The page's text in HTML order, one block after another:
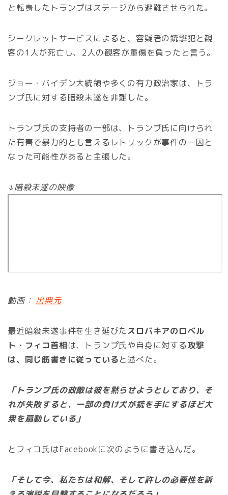
と転身したトランプはステージから避難させられた。
シークレットサービスによると、容疑者の銃撃犯と観
客の1人が死亡し、2人の観客が重傷を負ったと言う。
ジョー・バイデン大統領や多くの有力政治家は、トラ
ンプ氏に対する暗殺未遂を非難した。
トランプ氏の支持者の一部は、トランプ氏に向けられ
た有害で暴力的とも言えるレトリックが事件の一因と
なった可能性があると主張した。
↓暗殺未遂の映像
動画： 出典元
最近暗殺未遂事件を生き延びたスロバキアのロベル
ト・フィコ首相は、トランプ氏や自身に対する攻撃
は、同じ筋書きに従っていると述べた。
「トランプ氏の政敵は彼を黙らせようとしており、そ
れが失敗すると、一部の負け犬が銃を手にするほど大
衆を扇動している」
とフィコ氏はFacebookに次のように書き込んだ。
「そして今、私たちは和解、そして許しの必要性を訴